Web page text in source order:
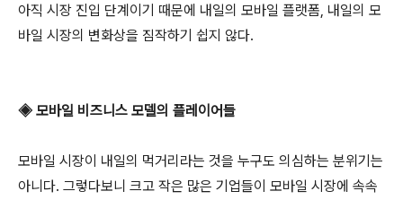
아직 시장 진입 단계이기 때문에 내일의 모바일 플랫폼, 내일의 모
바일 시장의 변화상을 짐작하기 쉽지 않다.
◈ 모바일 비즈니스 모델의 플레이어들
모바일 시장이 내일의 먹거리라는 것을 누구도 의심하는 분위기는
아니다. 그렇다보니 크고 작은 많은 기업들이 모바일 시장에 속속